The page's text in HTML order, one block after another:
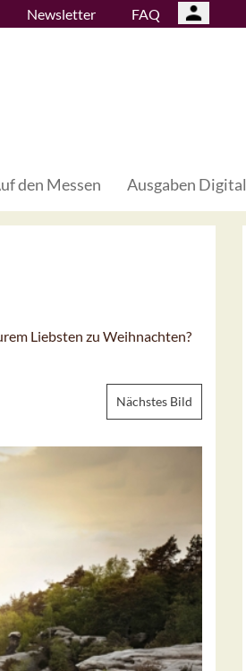
Newsletter FAQ
den Messen Ausgaben Digital
Liebsten zu Weihnachten?
Nächstes Bild